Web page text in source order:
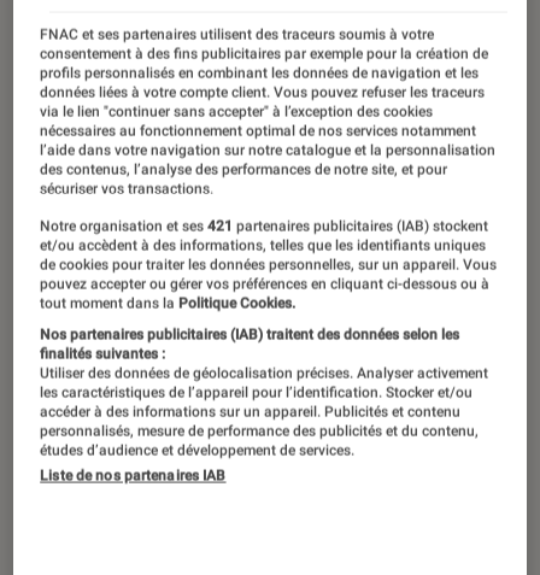
Tous nos jours seront parfaits,
jusqu’au dernier
ARTICLE
Livres / BD • 17 sep. 2015
FNAC et ses partenaires utilisent des traceurs soumis à votre
consentement à des fins publicitaires par exemple pour la création de
profils personnalisés en combinant les données de navigation et les
données liées à votre compte client. Vous pouvez refuser les traceurs
via le lien "continuer sans accepter" à l’exception des cookies
nécessaires au fonctionnement optimal de nos services notamment
l’aide dans votre navigation sur notre catalogue et la personnalisation
des contenus, l’analyse des performances de notre site, et pour
sécuriser vos transactions.
Notre organisation et ses421 partenaires publicitaires (IAB) stockent
et/ou accèdent à des informations, telles que les identifiants uniques
de cookies pour traiter les données personnelles, sur un appareil. Vous
pouvez accepter ou gérer vos préférences en cliquant ci-dessous ou à
tout moment dans la Politique Cookies.
Nos partenaires publicitaires (IAB) traitent des données selon les
finalités suivantes :
Utiliser des données de géolocalisation précises. Analyser activement
les caractéristiques de l’appareil pour l’identification. Stocker et/ou
accéder à des informations sur un appareil. Publicités et contenu
personnalisés, mesure de performance des publicités et du contenu,
études d’audience et développement de services.
Liste de nos partenaires IAB